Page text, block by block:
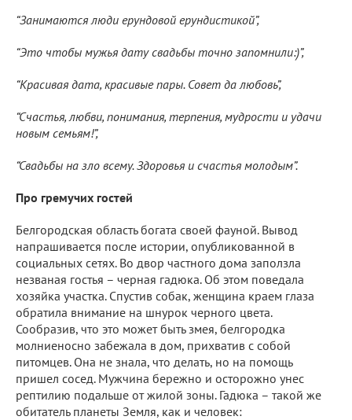
“Занимаются люди ерундовой ерундистикой”,
“Это чтобы мужья дату свадьбы точно запомнили:)”,
“Красивая дата, красивые пары. Совет да любовь”,
“Счастья, любви, понимания, терпения, мудрости и удачи
новым семьям!”,
“Свадьбы на зло всему. Здоровья и счастья молодым”.
Про гремучих гостей
Белгородская область богата своей фауной. Вывод
напрашивается после истории, опубликованной в
социальных сетях. Во двор частного дома заползла
незваная гостья – черная гадюка. Об этом поведала
хозяйка участка. Спустив собак, женщина краем глаза
обратила внимание на шнурок черного цвета.
Сообразив, что это может быть змея, белгородка
молниеносно забежала в дом, прихватив с собой
питомцев. Она не знала, что делать, но на помощь
пришел сосед. Мужчина бережно и осторожно унес
рептилию подальше от жилой зоны. Гадюка – такой же
обитатель планеты Земля, как и человек: